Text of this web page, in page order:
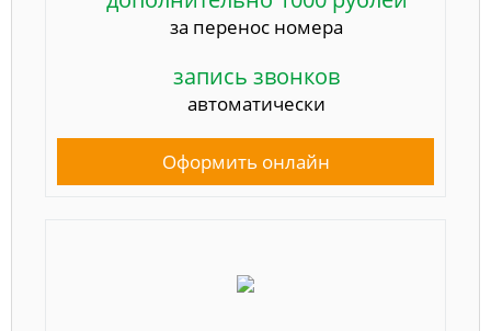
за перенос номера
запись звонков
автоматически
Оформить онлайн